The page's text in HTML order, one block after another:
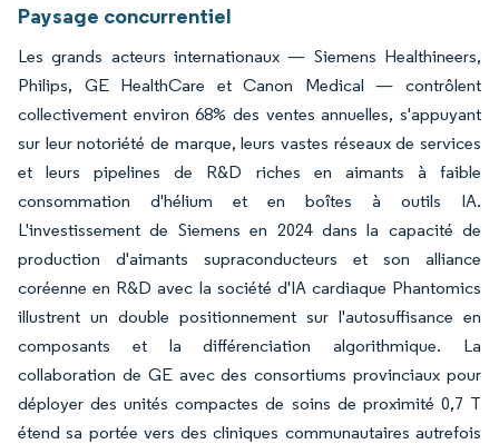
Paysage concurrentiel
Les grands acteurs internationaux — Siemens Healthineers,
Philips, GE HealthCare et Canon Medical — contrôlent
collectivement environ 68% des ventes annuelles, s'appuyant
sur leur notoriété de marque, leurs vastes réseaux de services
et leurs pipelines de R&D riches en aimants à faible
consommation d'hélium et en boîtes à outils IA.
L'investissement de Siemens en 2024 dans la capacité de
production d'aimants supraconducteurs et son alliance
coréenne en R&D avec la société d'IA cardiaque Phantomics
illustrent un double positionnement sur l'autosuffisance en
composants et la différenciation algorithmique. La
collaboration de GE avec des consortiums provinciaux pour
déployer des unités compactes de soins de proximité 0,7 T
étend sa portée vers des cliniques communautaires autrefois